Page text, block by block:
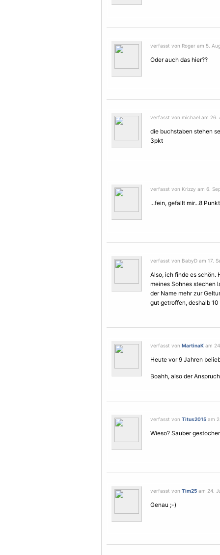
verfasst von Roger am 5.
Oder auch das hier??
verfasst von michael am 26.
die buchstaben stehen
3pkt
verfasst von Krizzy am 6.
...fein, gefällt mir...8
verfasst von BabyD am 17.
Also, ich finde es schön.
meines Sohnes stechen
der Name mehr zur
gut getroffen, deshalb
verfasst von MartinaK am
Heute vor 9 Jahren
Boahh, also der
verfasst von Titus2015 am
Wieso? Sauber
verfasst von Tim25 am 24.
Genau ;-)